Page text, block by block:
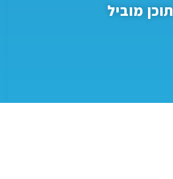
תוכן מוביל